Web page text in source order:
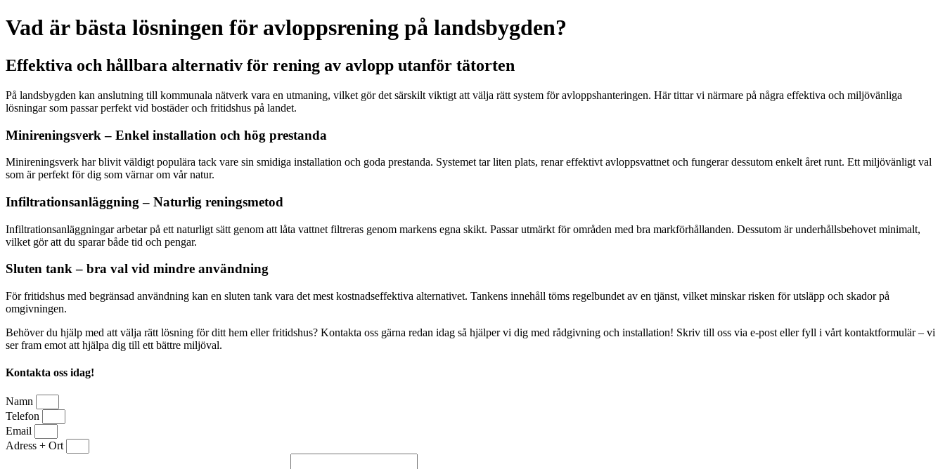
Vad är bästa lösningen för avloppsrening på landsbygden?
Effektiva och hållbara alternativ för rening av avlopp utanför tätorten
På landsbygden kan anslutning till kommunala nätverk vara en utmaning, vilket gör det särskilt viktigt att välja rätt system för avloppshanteringen. Här tittar vi närmare på några effektiva och miljövänliga
lösningar som passar perfekt vid bostäder och fritidshus på landet.
Minireningsverk – Enkel installation och hög prestanda
Minireningsverk har blivit väldigt populära tack vare sin smidiga installation och goda prestanda. Systemet tar liten plats, renar effektivt avloppsvattnet och fungerar dessutom enkelt året runt. Ett miljövänligt val
som är perfekt för dig som värnar om vår natur.
Infiltrationsanläggning – Naturlig reningsmetod
Infiltrationsanläggningar arbetar på ett naturligt sätt genom att låta vattnet filtreras genom markens egna skikt. Passar utmärkt för områden med bra markförhållanden. Dessutom är underhållsbehovet minimalt,
vilket gör att du sparar både tid och pengar.
Sluten tank – bra val vid mindre användning
För fritidshus med begränsad användning kan en sluten tank vara det mest kostnadseffektiva alternativet. Tankens innehåll töms regelbundet av en tjänst, vilket minskar risken för utsläpp och skador på
omgivningen.
Behöver du hjälp med att välja rätt lösning för ditt hem eller fritidshus? Kontakta oss gärna redan idag så hjälper vi dig med rådgivning och installation! Skriv till oss via e-post eller fyll i vårt kontaktformulär – vi
ser fram emot att hjälpa dig till ett bättre miljöval.
Kontakta oss idag!
Namn
Telefon
Email
Adress + Ort